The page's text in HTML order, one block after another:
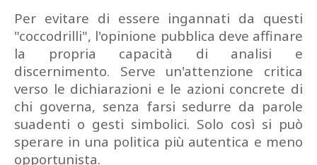
Per evitare di essere ingannati da questi
"coccodrilli", l'opinione pubblica deve affinare
la propria capacità di analisi e
discernimento. Serve un'attenzione critica
verso le dichiarazioni e le azioni concrete di
chi governa, senza farsi sedurre da parole
suadenti o gesti simbolici. Solo così si può
sperare in una politica più autentica e meno
opportunista.